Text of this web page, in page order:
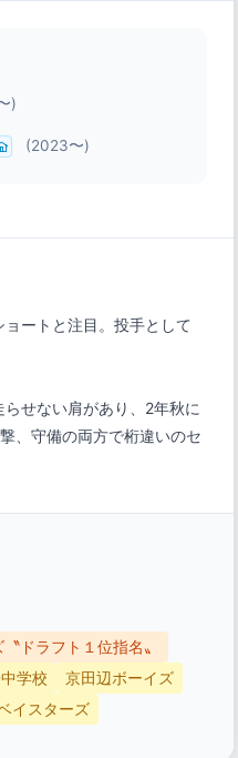
)
(2023〜)
ートと注目。投手として
せない肩があり、2年秋に
、守備の両方で桁違いのセ
ドラフト１位指名〟
学校
京田辺ボーイズ
イスターズ